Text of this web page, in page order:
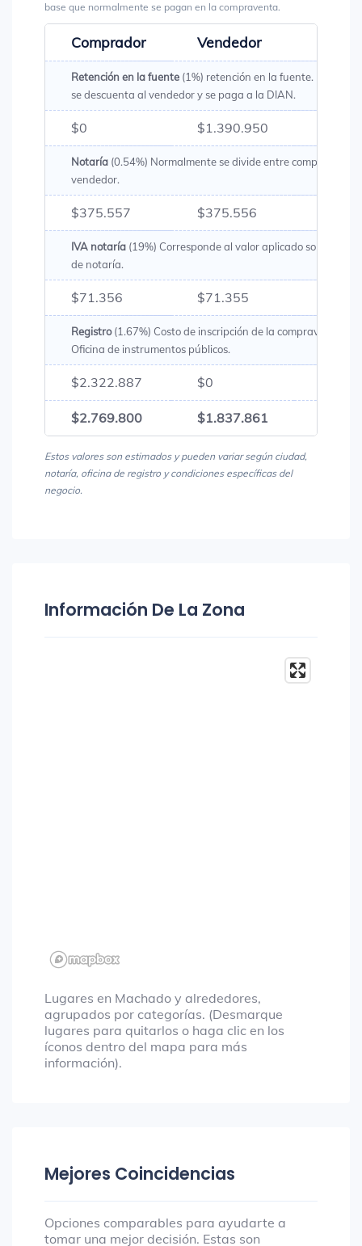
base que normalmente se pagan en la compraventa.
Comprador Vendedor
Retención en la fuente (1%) retención en la fuente. Es un
se descuenta al vendedor y se paga a la DIAN.
$0 $1.390.950
Notaría (0.54%) Normalmente se divide entre comprador y
vendedor.
$375.557 $375.556
IVA notaría (19%) Corresponde al valor aplicado sobre los
de notaría.
$71.356 $71.355
Registro(1.67%) Costo de inscripción de la compraventa en
Oficina de instrumentos públicos.
$2.322.887 $0
$2.769.800 $1.837.861
Estos valores son estimados y pueden variar según ciudad,
notaría, oficina de registro y condiciones específicas del
negocio.
Información De La Zona
Lugares en Machado y alrededores,
agrupados por categorías. (Desmarque
lugares para quitarlos o haga clic en los
íconos dentro del mapa para más
información).
Mejores Coincidencias
Opciones comparables para ayudarte a
tomar una mejor decisión. Estas son